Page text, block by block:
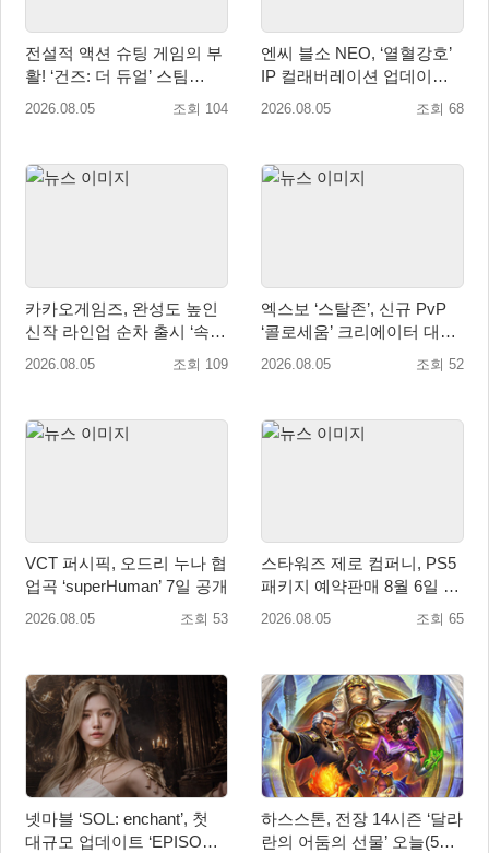
전설적 액션 슈팅 게임의 부
활! ‘건즈: 더 듀얼’ 스팀
(Steam) 8월 14일 정식 오픈
2026.08.05 조회 104
엔씨 블소 NEO, ‘열혈강호’
IP 컬래버레이션 업데이트
사전예약 시작
2026.08.05 조회 68
카카오게임즈, 완성도 높인
신작 라인업 순차 출시 ‘속
도’
2026.08.05 조회 109
엑스보 ‘스탈존’, 신규 PvP
‘콜로세움’ 크리에이터 대회
개최
2026.08.05 조회 52
VCT 퍼시픽, 오드리 누나 협
업곡 ‘superHuman’ 7일 공개
2026.08.05 조회 53
스타워즈 제로 컴퍼니, PS5
패키지 예약판매 8월 6일 시
작... 8월 27일 국내 정식 발
2026.08.05 조회 65
넷마블 ‘SOL: enchant’, 첫
대규모 업데이트 ‘EPISODE
하스스톤, 전장 14시즌 ‘달라
란의 어둠의 선물’ 오늘(5일)